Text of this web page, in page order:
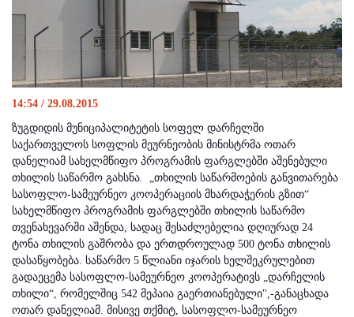
14:54 / 29.08.2015
ზუგდიდის მუნიციპალიტეტის სოფელ დარჩელში
საქართველოს სოფლის მეურნეობის მინისტრმა ოთარ
დანელიამ სახელმწიფო პროგრამის ფარგლებში აშენებული
თხილის საწარმო გახსნა.
„თხილის საწარმოების განვითარება
სასოფლო-სამეურნეო კოოპერაციის მხარდაჭერის გზით“
სახელმწიფო პროგრამის ფარგლებში თხილის საწარმო
თვენახევარში აშენდა, სადაც შესაძლებელია დღიურად 24
ტონა თხილის გაშრობა და ერთდროულად 500 ტონა თხილის
დასაწყობება. საწარმო 5 წლიანი იჯარის ხელშეკრულებით
გადაეცემა სასოფლო-სამეურნეო კოოპერატივს „დარჩელის
თხილი“, რომელშიც 542 მეპაია გაერთიანებული",-განაცხადა
ოთარ დანელიამ. მისივე თქმიტ, სასოფლო-სამეურნეო